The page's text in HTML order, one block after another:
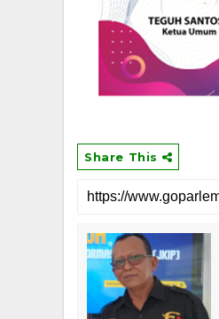
Share This